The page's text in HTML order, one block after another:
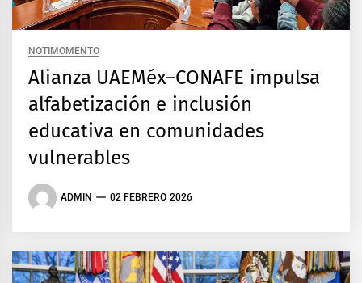
NOTIMOMENTO
Alianza UAEMéx–CONAFE impulsa
alfabetización e inclusión
educativa en comunidades
vulnerables
ADMIN 02 FEBRERO 2026